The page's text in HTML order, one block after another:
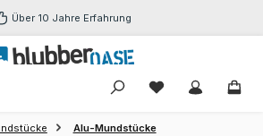
Über 10 Jahre Erfahrung
Du hast 0
Alu-Mundstücke